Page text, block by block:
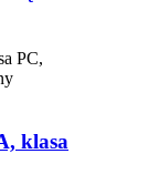
klasa